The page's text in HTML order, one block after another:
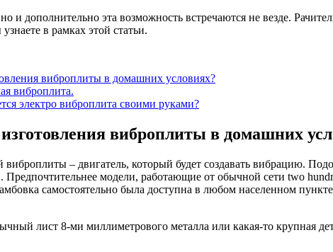
и дополнительно эта возможность встречаются не везде.
в рамках этой статьи.
виброплиты в домашних условиях?
виброплита.
электро виброплита своими руками?
виброплиты в домашних
виброплиты – двигатель, который будет создавать
Предпочтительнее модели, работающие от обычной сети two
самостоятельно была доступна в любом населенном
лист 8-ми миллиметрового металла или какая-то крупная